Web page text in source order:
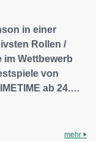
in einer
Rollen /
im Wettbewerb
von
ab 24.…
mehr